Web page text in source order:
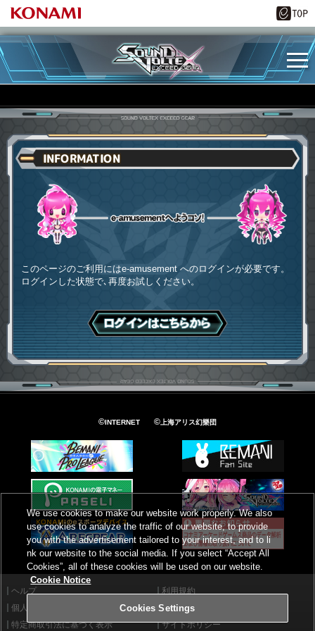
INFORMATION
このページのご利用にはe-amusement へのログインが必要です。
ログインした状態で､再度お試しください。
ログインはこちら
©INTERNET ©上海アリス幻樂団
ヘルプ
利用規約
個人情報等保護方針
外部送信について
特定商取引法に基づく表示
サイトポリシー
We use cookies to make our website work properly. We also
use cookies to analyze the traffic of our website, to provide
you with the advertisement tailored to your interest, and to li
nk our website to the social media. If you select “Accept All
Cookies”, all of these cookies will be used on our website.
Cookie Notice
Cookies Settings